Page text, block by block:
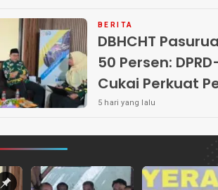
BERITA
DBHCHT
50 Persen:
Cukai Perkuat
Peredaran
5 hari yang lalu